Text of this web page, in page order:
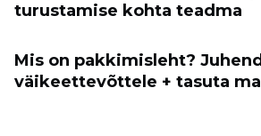
turustamise kohta teadma
Mis on pakkimisleht? Juhend
väikeettevõttele + tasuta mall